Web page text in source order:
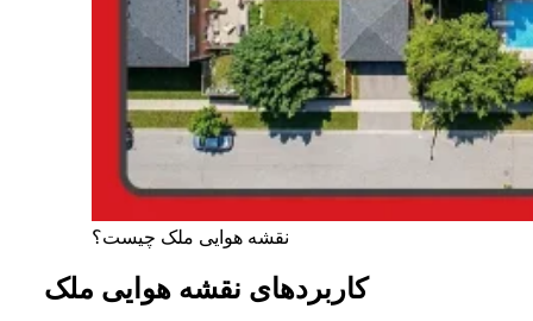
نقشه هوایی ملک چیست؟
کاربردهای نقشه هوایی ملک